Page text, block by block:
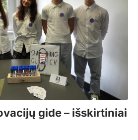
gide – išskirtiniai